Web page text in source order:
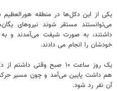
یکی از این دکل‌ها در منطقه
می‌توانستند مستقر شوند نیروهای
داشتند، به صورت شیفت می‌آمدند و به
خودشان را انجام می دادند.
یک روز ساعت ۱۰ صبح وقتی
هم داشت پایین می‌آمد و چون مسیر حرکت
آن نفر رد شود.